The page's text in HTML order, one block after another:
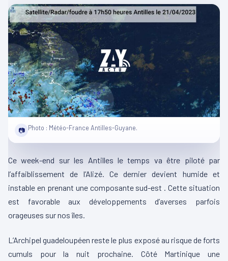
📷 Photo : Météo-France Antilles-Guyane.
Ce week-end sur les Antilles le temps va être piloté par
l’affaiblissement de l’Alizé. Ce dernier devient humide et
instable en prenant une composante sud-est . Cette situation
est favorable aux développements d’averses parfois
orageuses sur nos îles.
L’Archipel guadeloupéen reste le plus exposé au risque de forts
cumuls pour la nuit prochaine. Côté Martinique une